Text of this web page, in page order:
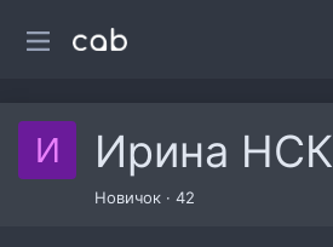
И Ирина НСК
Новичок · 42